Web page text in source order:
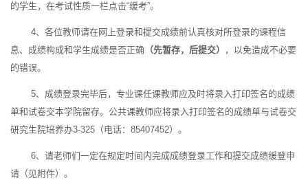
的学生，在考试性质一栏点击“缓考”。
4、各位教师请在网上登录和提交成绩前认真核对所登录的课程信
息、成绩构成和学生成绩是否正确 （先暂存，后提交）
，以免造成不必要
的错误。
5、成绩登录完毕后，专业课任课教师应及时将录入打印签名的成绩
单和试卷交本学院留存。公共课教师应将录入打印签名的成绩单与试卷交
研究生院培养办3-325（电话：85407452）。
6、请老师们一定在规定时间内完成成绩登录工作和提交成绩缓登申
请（见附件）。